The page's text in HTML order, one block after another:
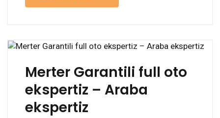
Merter Garantili full oto
ekspertiz – Araba
ekspertiz